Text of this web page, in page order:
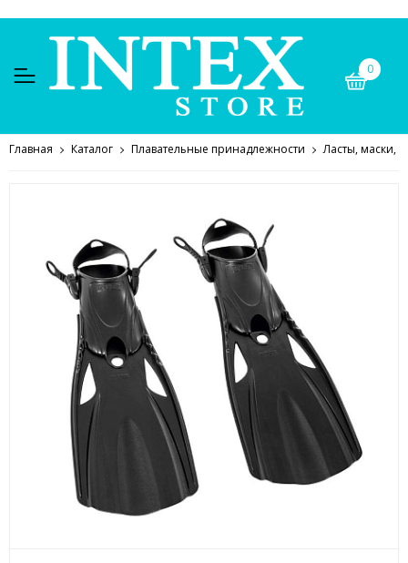
0
Главная Каталог Плавательные принадлежности Ласты, маски,